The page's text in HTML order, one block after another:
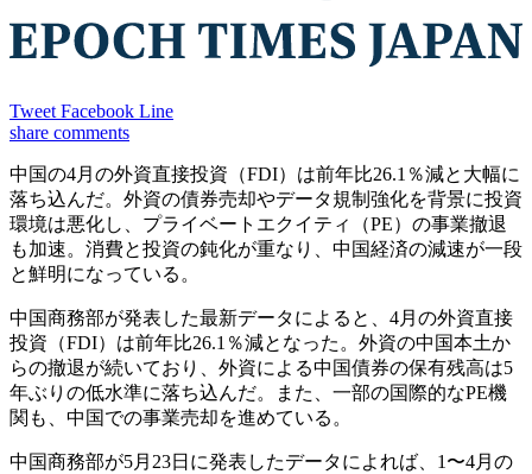
Tweet Facebook Line
share comments
中国の4月の外資直接投資（FDI）は前年比26.1％減と大幅に
落ち込んだ。外資の債券売却やデータ規制強化を背景に投資
環境は悪化し、プライベートエクイティ（PE）の事業撤退
も加速。消費と投資の鈍化が重なり、中国経済の減速が一段
と鮮明になっている。
中国商務部が発表した最新データによると、4月の外資直接
投資（FDI）は前年比26.1％減となった。外資の中国本土か
らの撤退が続いており、外資による中国債券の保有残高は5
年ぶりの低水準に落ち込んだ。また、一部の国際的なPE機
関も、中国での事業売却を進めている。
中国商務部が5月23日に発表したデータによれば、1〜4月の